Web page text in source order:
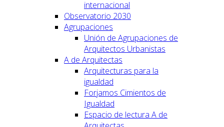
internacional
Observatorio 2030
Agrupaciones
Unión de Agrupaciones de
Arquitectos Urbanistas
A de Arquitectas
Arquitecturas para la
igualdad
Forjamos Cimientos de
Igualdad
Espacio de lectura A de